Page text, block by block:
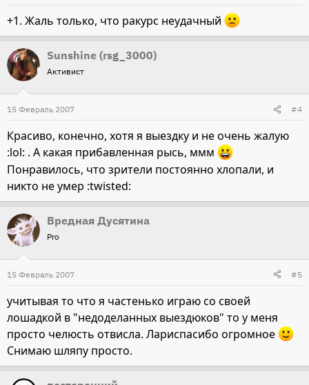
+1. Жаль только, что ракурс неудачный
Sunshine (rsg_3000)
Активист
15 Февраль 2007 #4
Красиво, конечно, хотя я выездку и не очень жалую
:lol: . А какая прибавленная рысь, ммм
Понравилось, что зрители постоянно хлопали, и
никто не умер :twisted:
Вредная Дусятина
Pro
15 Февраль 2007 #5
учитывая то что я частенько играю со своей
лошадкой в "недоделанных выездюков" то у меня
просто челюсть отвисла. Лариспасибо огромное
Снимаю шляпу просто.